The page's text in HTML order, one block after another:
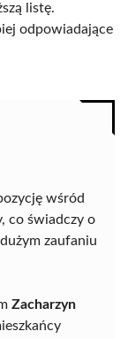
listę.
odpowiadające
wśród
co świadczy o
zaufaniu
Zacharzyn